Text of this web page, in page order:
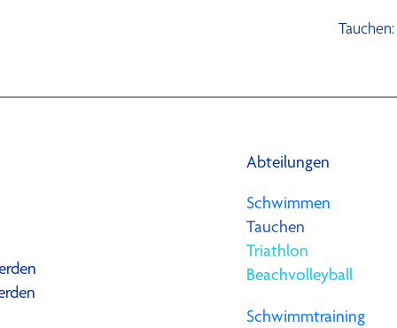
Abteilungen
Schwimmen
Tauchen
Triathlon
Beachvolleyball
Schwimmtraining